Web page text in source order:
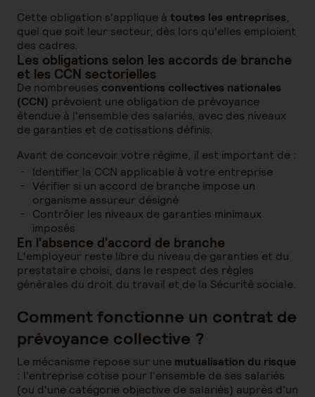
Cette obligation s'applique à toutes les entreprises,
quel que soit leur secteur, dès lors qu'elles emploient
des cadres.
Les obligations selon les accords de branche
et les CCN sectorielles
De nombreuses conventions collectives nationales
(CCN) prévoient une obligation de prévoyance
étendue à l'ensemble des salariés, avec des niveaux
de garanties et de cotisations définis.
Avant de concevoir votre régime, il est important de :
Identifier la CCN applicable à votre entreprise
Vérifier si un accord de branche impose un
organisme assureur désigné
Contrôler les niveaux de garanties minimaux
imposés
En l'absence d'accord de branche
L'employeur reste libre du niveau de garanties et du
prestataire choisi, dans le respect des règles
générales du droit du travail et de la Sécurité sociale.
Comment fonctionne un contrat de
prévoyance collective ?
Le mécanisme repose sur une mutualisation du risque
: l'entreprise cotise pour l'ensemble de ses salariés
(ou d'une catégorie objective de salariés) auprès d'un